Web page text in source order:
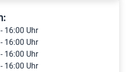
16:00 Uhr
16:00 Uhr
16:00 Uhr
16:00 Uhr